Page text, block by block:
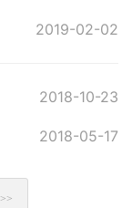
2019-02-02
2018-10-23
2018-05-17
>>